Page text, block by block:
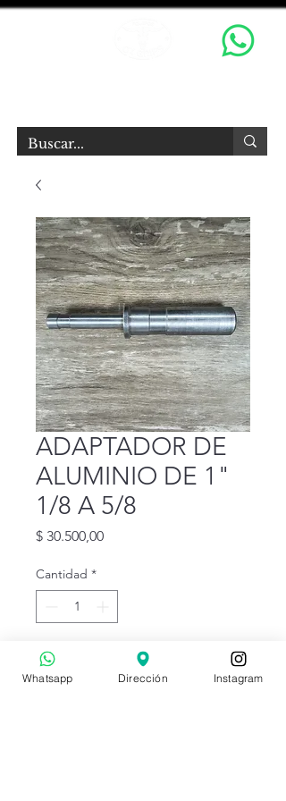
ADAPTADOR DE
ALUMINIO DE 1"
1/8 A 5/8
$ 30.500,00Precio
Cantidad *
Agregar al carrito
Whatsapp Dirección Instagram